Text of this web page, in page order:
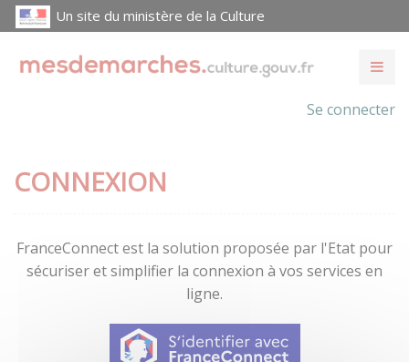
Un site du ministère de la Culture
Se connecter
CONNEXION
FranceConnect est la solution proposée par l'Etat pour
sécuriser et simplifier la connexion à vos services en
ligne.